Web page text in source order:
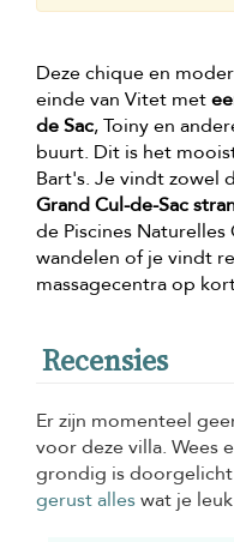
Deze chique en
einde van Vitet met
de Sac, Toiny en
buurt. Dit is het
Bart's. Je vindt zowel
Grand Cul-de-Sac
de Piscines
wandelen of je vindt
massagecentra op
Recensies
Er zijn momenteel
voor deze villa. Wees
grondig is
gerust alleswat je